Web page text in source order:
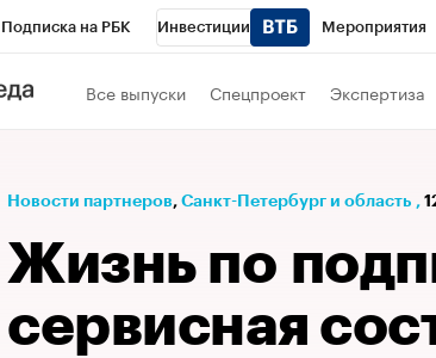
Подписка на РБК Инвестиции Мероприятия
Телеканал
Проверка контрагентов
Все выпуски Спецпроект Экспертиза
Новости партнеров⁠, Санкт-Петербург и область ,
Жизнь по
сервисная